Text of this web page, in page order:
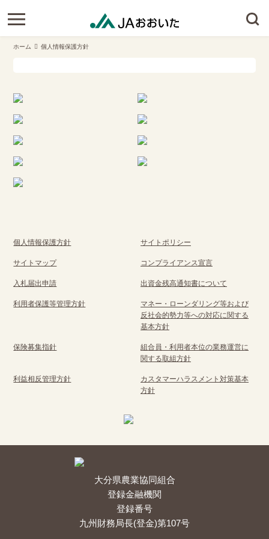
ホーム 個人情報保護方針
個人情報保護方針 サイトポリシー
サイトマップ コンプライアンス宣言
入札届出申請 出資金残高通知書について
利用者保護等管理方針
マネー・ローンダリング等および
反社会的勢力等への対応に関する
基本方針
保険募集指針
組合員・利用者本位の業務運営に
関する取組方針
利益相反管理方針
カスタマーハラスメント対策基本
方針
大分県農業協同組合
登録金融機関
登録番号
九州財務局長(登金)第107号